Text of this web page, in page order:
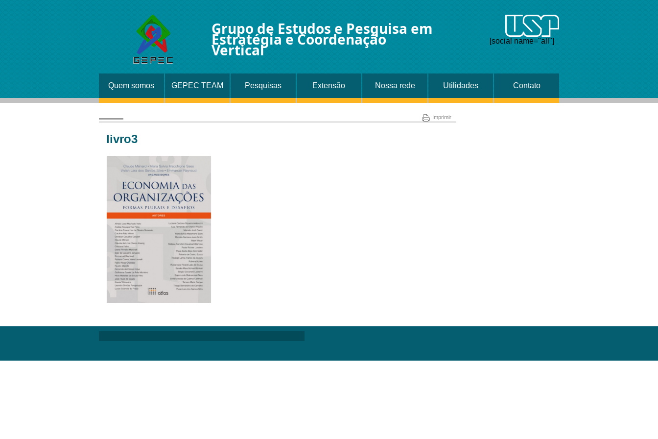
Grupo de Estudos e Pesquisa em
Estratégia e Coordenação
Vertical [social name="all"]
Quem somos GEPEC TEAM Pesquisas Extensão Nossa rede Utilidades Contato
Imprimir
livro3